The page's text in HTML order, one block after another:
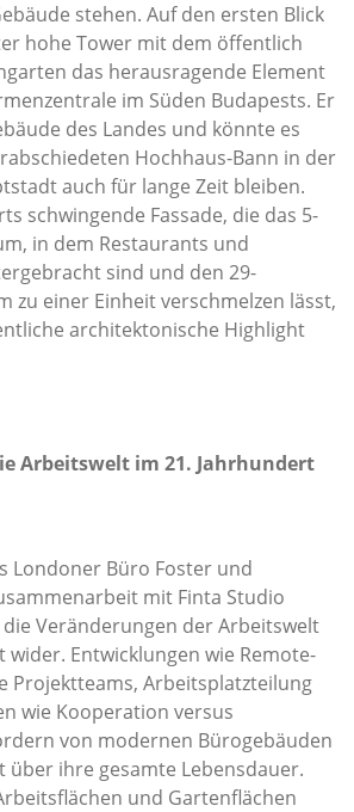
stehen. Auf den ersten Blick
hohe Tower mit dem öffentlich
das herausragende Element
im Süden Budapests. Er
des Landes und könnte es
Hochhaus-Bann in der
auch für lange Zeit bleiben.
schwingende Fassade, die das 5-
in dem Restaurants und
sind und den 29-
zu einer Einheit verschmelzen lässt,
architektonische Highlight
Arbeitswelt im 21. Jahrhundert
Londoner Büro Foster und
mit Finta Studio
Veränderungen der Arbeitswelt
wider. Entwicklungen wie Remote-
Projektteams, Arbeitsplatzteilung
wie Kooperation versus
von modernen Bürogebäuden
über ihre gesamte Lebensdauer.
und Gartenflächen